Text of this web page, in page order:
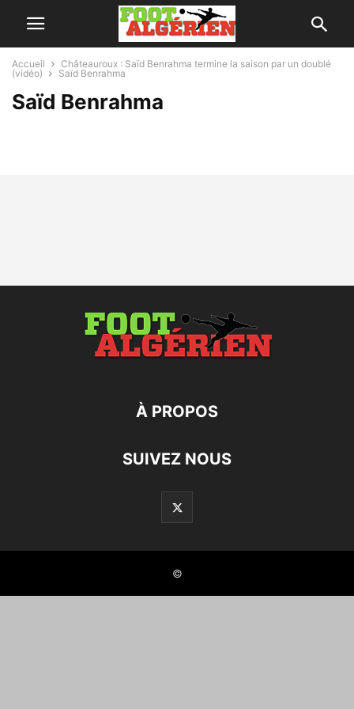
Accueil
Châteauroux : Saïd Benrahma termine la saison par un doublé
(vidéo)
Saïd Benrahma
Saïd Benrahma
À PROPOS
SUIVEZ NOUS
©